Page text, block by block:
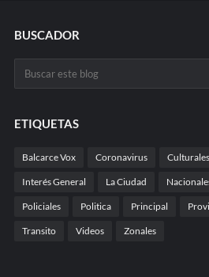
BUSCADOR
ETIQUETAS
Balcarce Vox Coronavirus Culturales
Interés General La Ciudad
Policiales Politica Principal
Transito Videos Zonales